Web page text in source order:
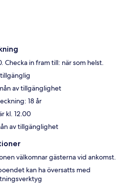
Checka in fram till: när som helst.
av tillgänglighet
18 år
kl. 12.00
av tillgänglighet
välkomnar gästerna vid ankomst.
kan ha översatts med